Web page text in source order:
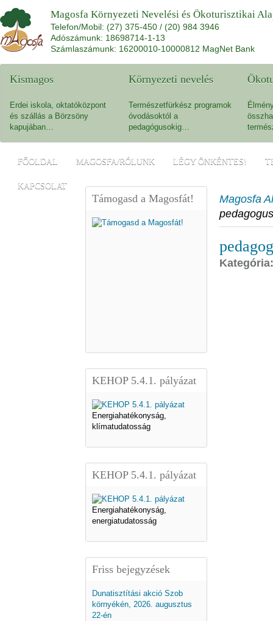
Magosfa Környezeti Nevelési és Ökoturisztikai
Telefon/Mobil: (27) 375-450 / (20) 984 3946
Adószámunk: 18698714-1-13
Számlaszámunk: 16200010-10000812 MagNet Bank
Kismagos
Erdei iskola, oktatóközpont
és szállás a Börzsöny
kapujában…
Környezeti nevelés
Természetfürkész programok
óvodásoktól a
pedagógusokig…
FŐOLDAL MAGOSFA/RÓLUNK LÉGY ÖNKÉNTES!
KAPCSOLAT
Támogasd a Magosfát!
KEHOP 5.4.1. pályázat
Energiahatékonyság,
klímatudatosság
KEHOP 5.4.1. pályázat
Energiahatékonyság,
energiatudatosság
Friss bejegyzések
Dunatisztítási akció Szob
környékén, 2026. augusztus
22-én
Magosfa